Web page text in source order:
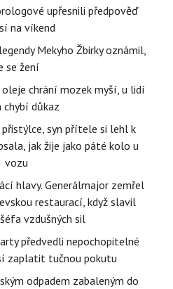
upřesnili předpověď
na víkend
Mekyho Žbirky oznámil,
se žení
chrání mozek myší, u lidí
důkaz
syn přítele si lehl k
jak žije jako páté kolo u
vozu
hlavy. Generálmajor zemřel
restaurací, když slavil
vzdušných sil
předvedli nepochopitelné
zaplatit tučnou pokutu
odpadem zabaleným do